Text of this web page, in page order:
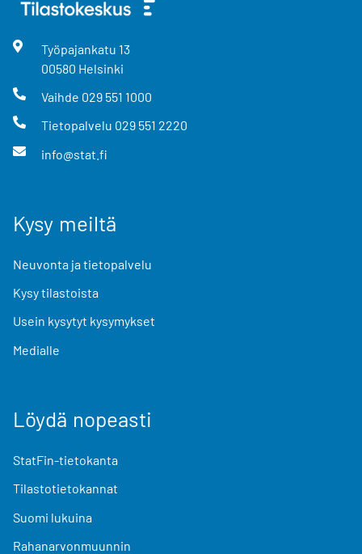
Työpajankatu 13
00580 Helsinki
Vaihde 029 551 1000
Tietopalvelu 029 551 2220
info@stat.fi
Kysy meiltä
Neuvonta ja tietopalvelu
Kysy tilastoista
Usein kysytyt kysymykset
Medialle
Löydä nopeasti
StatFin-tietokanta
Tilastotietokannat
Suomi lukuina
Rahanarvonmuunnin